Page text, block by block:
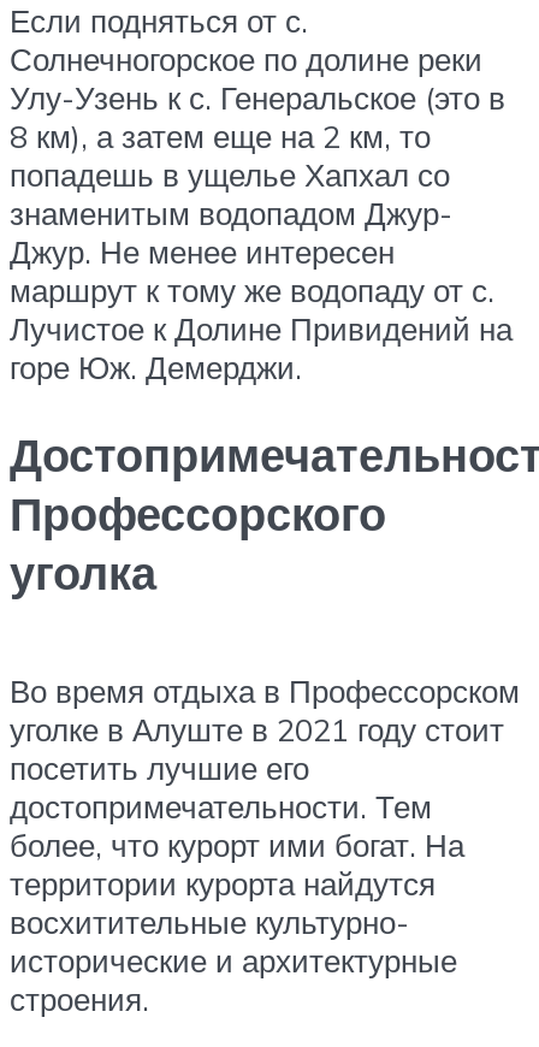
Если подняться от с.
Солнечногорское по долине реки
Улу-Узень к с. Генеральское (это в
8 км), а затем еще на 2 км, то
попадешь в ущелье Хапхал со
знаменитым водопадом Джур-
Джур. Не менее интересен
маршрут к тому же водопаду от с.
Лучистое к Долине Привидений на
горе Юж. Демерджи.
Профессорского
уголка
Во время отдыха в Профессорском
уголке в Алуште в 2021 году стоит
посетить лучшие его
достопримечательности. Тем
более, что курорт ими богат. На
территории курорта найдутся
восхитительные культурно-
исторические и архитектурные
строения.